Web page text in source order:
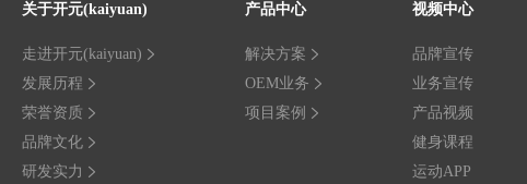
关于开元(kaiyuan)
走进开元(kaiyuan)
发展历程
荣誉资质
品牌文化
研发实力
产品中心
解决方案
OEM业务
项目案例
视频中心
品牌宣传
业务宣传
产品视频
健身课程
运动APP